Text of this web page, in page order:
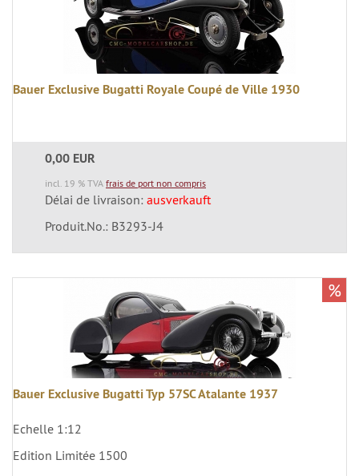
Bauer Exclusive Bugatti Royale Coupé de Ville 1930
0,00 EUR
incl. 19 % TVA frais de port non compris
Délai de livraison: ausverkauft
Produit.No.: B3293-J4
Bauer Exclusive Bugatti Typ 57SC Atalante 1937
Echelle 1:12
Edition Limitée 1500
%